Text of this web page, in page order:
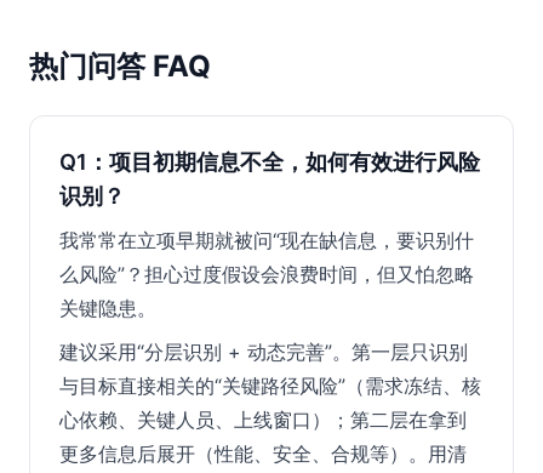
热门问答 FAQ
Q1：项目初期信息不全，如何有效进行风险
识别？
我常常在立项早期就被问“现在缺信息，要识别什
么风险”？担心过度假设会浪费时间，但又怕忽略
关键隐患。
建议采用“分层识别 + 动态完善”。第一层只识别
与目标直接相关的“关键路径风险”（需求冻结、核
心依赖、关键人员、上线窗口）；第二层在拿到
更多信息后展开（性能、安全、合规等）。用清